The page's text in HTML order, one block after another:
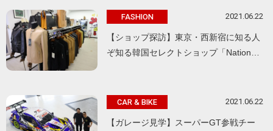
FASHION 2021.06.22
【ショップ探訪】東京・西新宿に知る人
ぞ知る韓国セレクトショップ「Nation…
CAR & BIKE 2021.06.22
【ガレージ見学】スーパーGT参戦チー